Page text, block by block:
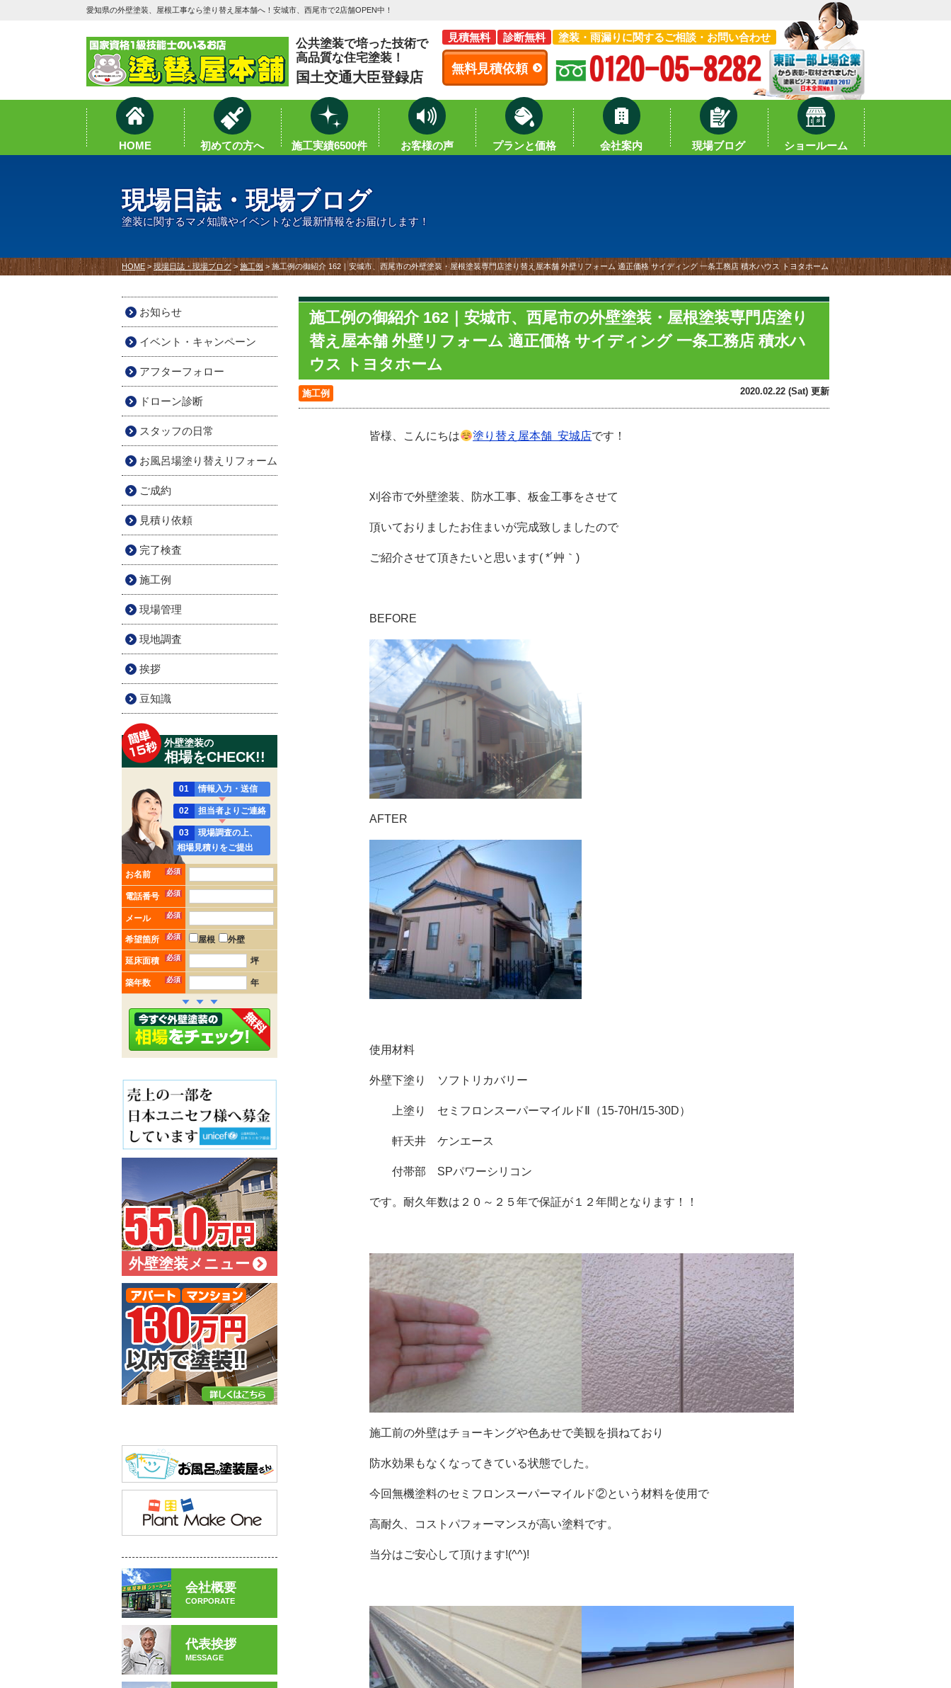
愛知県の外壁塗装、屋根工事なら塗り替え屋本舗へ！安城市、西尾市で2店舗OPEN中！
公共塗装で培った技術で
高品質な住宅塗装！
国土交通大臣登録店
見積無料 診断無料 塗装・雨漏りに関するご相談・お問い合わせ
無料見積依頼
HOME 初めての方へ 施工実績6500件 お客様の声 プランと価格 会社案内 現場ブログ ショールーム
現場日誌・現場ブログ
塗装に関するマメ知識やイベントなど最新情報をお届けします！
HOME> 現場日誌・現場ブログ > 施工例 > 施工例の御紹介 162｜安城市、西尾市の外壁塗装・屋根塗装専門店塗り替え屋本舗 外壁リフォーム 適正価格 サイディング 一条工務店 積水ハウス トヨタホーム
施工例の御紹介 162｜安城市、西尾市の外壁塗装・屋根塗装専門店塗り
替え屋本舗 外壁リフォーム 適正価格 サイディング 一条工務店 積水ハ
ウス トヨタホーム
施工例 2020.02.22 (Sat) 更新
皆様、こんにちは 塗り替え屋本舗 安城店です！
刈谷市で外壁塗装、防水工事、板金工事をさせて
頂いておりましたお住まいが完成致しましたので
ご紹介させて頂きたいと思います( *´艸｀)
BEFORE
AFTER
使用材料
外壁下塗り ソフトリカバリー
上塗り セミフロンスーパーマイルドⅡ（15-70H/15-30D）
軒天井 ケンエース
付帯部 SPパワーシリコン
です。耐久年数は２０～２５年で保証が１２年間となります！！
施工前の外壁はチョーキングや色あせで美観を損ねており
防水効果もなくなってきている状態でした。
今回無機塗料のセミフロンスーパーマイルド②という材料を使用で
高耐久、コストパフォーマンスが高い塗料です。
当分はご安心して頂けます!(^^)!
お知らせ
イベント・キャンペーン
アフターフォロー
ドローン診断
スタッフの日常
お風呂場塗り替えリフォーム
ご成約
見積り依頼
完了検査
施工例
現場管理
現地調査
挨拶
豆知識
外壁塗装の
相場をCHECK!!
01 情報入力・送信
02 担当者よりご連絡
03
現場調査の上、
相場見積りをご提出
お名前 必須
電話番号 必須
メール 必須
希望箇所 必須 屋根 外壁
延床面積 必須 坪
築年数 必須 年
外壁塗装メニュー
会社概要
CORPORATE
代表挨拶
MESSAGE